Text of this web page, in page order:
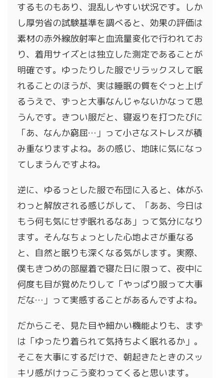
するものもあり、混乱しやすい状況です。しか
し厚労省の試験基準を調べると、効果の評価は
素材の赤外線放射率と血流量変化で行われてお
り、着用サイズとは独立した測定であることが
明確です。ゆったりした服でリラックスして眠
れることのほうが、実は睡眠の質をぐっと上げ
るうえで、ずっと大事なんじゃないかなって思
うんです。きつい服だと、寝返りを打つたびに
「あ、なんか窮屈…」って小さなストレスが積
み重なりますよね。あの感じ、地味に気になっ
てしまうんですよね。
逆に、ゆるっとした服で布団に入ると、体がふ
わっと解放される感じがして、「ああ、今日は
もう何も気にせず眠れるなあ」って気分になり
ます。そんなちょっとした心地よさが重なる
と、自然と眠りも深くなる気がします。実際、
僕もきつめの部屋着で寝た日に限って、夜中に
何度も目が覚めたりして「やっぱり服って大事
だな…」って実感することがあるんですよね。
だからこそ、見た目や細かい機能よりも、まず
は「ゆったり着られて気持ちよく眠れるか」。
そこを大事にするだけで、朝起きたときのスッ
キリ感がけっこう変わってくると思います。